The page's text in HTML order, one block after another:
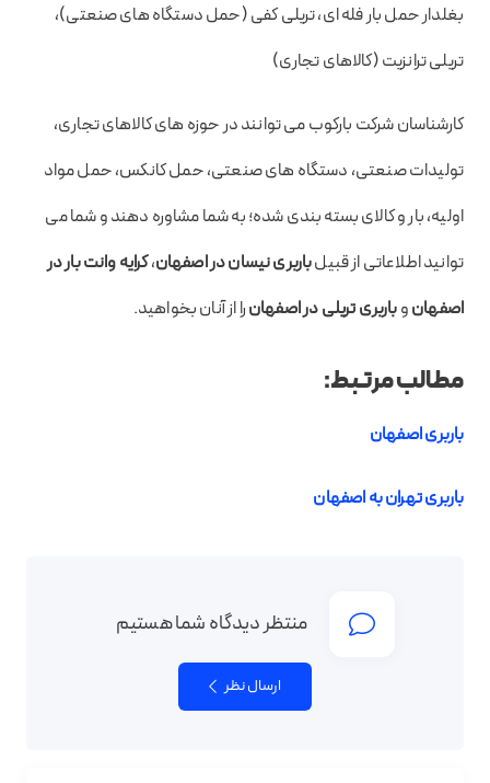
بغلدار حمل بار فله ای، تریلی کفی (حمل دستگاه های صنعتی)،
تریلی ترانزیت (کالاهای تجاری)
کارشناسان شرکت بارکوب می توانند در حوزه های کالاهای تجاری،
تولیدات صنعتی، دستگاه های صنعتی، حمل کانکس، حمل مواد
اولیه، بار و کالای بسته بندی شده؛ به شما مشاوره دهند و شما می
توانید اطلاعاتی از قبیلباربری نیسان در اصفهان،کرایه وانت بار در
اصفهانوباربری تریلی در اصفهانرا از آنان بخواهید.
مطالب مرتبط:
باربری اصفهان
باربری تهران به اصفهان
منتظر دیدگاه شما هستیم
ارسال نظر